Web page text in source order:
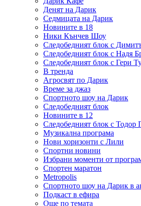
Денят на Дарик
Седмицата на Дарик
Новините в 18
Ники Кънчев Шоу
Следобедният блок с
Следобедният блок с Надя
Следобедният блок с Гери
В тренда
Агросвят по Дарик
Време за джаз
Спортното шоу на Дарик
Следобедният блок
Новините в 12
Следобедният блок с Тодор
Музикална програма
Нови хоризонти с Лили
Спортни новини
Избрани моменти от
Спортен маратон
Metropolis
Спортното шоу на Дарик в
Подкаст в ефира
Още по темата